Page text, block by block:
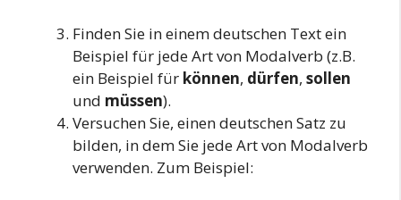
Finden Sie in einem deutschen Text ein
Beispiel für jede Art von Modalverb (z.B.
ein Beispiel für können, dürfen, sollen
und müssen).
Versuchen Sie, einen deutschen Satz zu
bilden, in dem Sie jede Art von Modalverb
verwenden. Zum Beispiel: